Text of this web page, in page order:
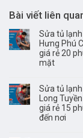
Bài viết liên
Sửa tủ
Hưng Phú
giá rẻ 20
mặt
Sửa tủ
Long
giá rẻ 15
đến nơi